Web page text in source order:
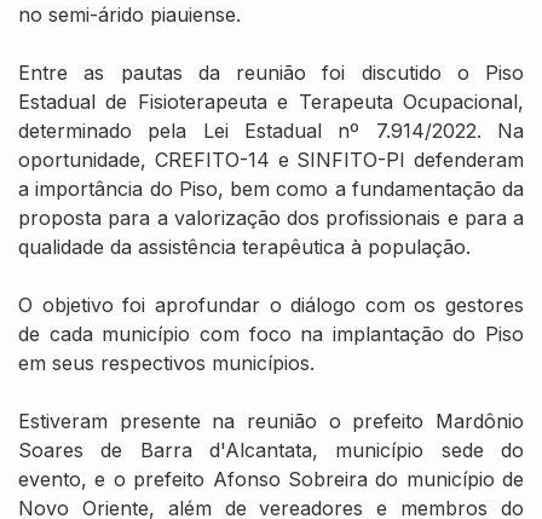
no semi-árido piauiense.
Entre as pautas da reunião foi discutido o Piso
Estadual de Fisioterapeuta e Terapeuta Ocupacional,
determinado pela Lei Estadual nº 7.914/2022. Na
oportunidade, CREFITO-14 e SINFITO-PI defenderam
a importância do Piso, bem como a fundamentação da
proposta para a valorização dos profissionais e para a
qualidade da assistência terapêutica à população.
O objetivo foi aprofundar o diálogo com os gestores
de cada município com foco na implantação do Piso
em seus respectivos municípios.
Estiveram presente na reunião o prefeito Mardônio
Soares de Barra d'Alcantata, município sede do
evento, e o prefeito Afonso Sobreira do município de
Novo Oriente, além de vereadores e membros do